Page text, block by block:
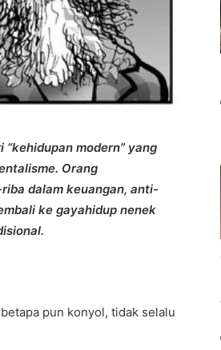
modern” yang
Orang
dalam keuangan, anti-
ke gayahidup nenek
pun konyol, tidak selalu